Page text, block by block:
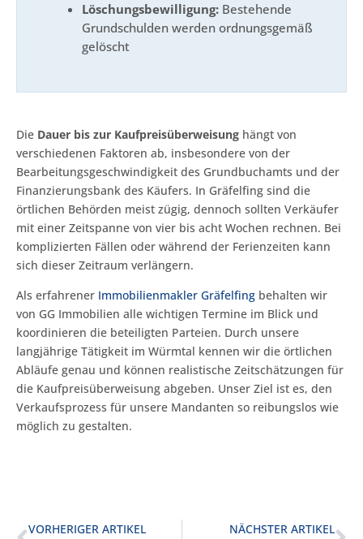
Löschungsbewilligung: Bestehende
Grundschulden werden ordnungsgemäß
gelöscht
Die Dauer bis zur Kaufpreisüberweisung hängt von
verschiedenen Faktoren ab, insbesondere von der
Bearbeitungsgeschwindigkeit des Grundbuchamts und der
Finanzierungsbank des Käufers. In Gräfelfing sind die
örtlichen Behörden meist zügig, dennoch sollten Verkäufer
mit einer Zeitspanne von vier bis acht Wochen rechnen. Bei
komplizierten Fällen oder während der Ferienzeiten kann
sich dieser Zeitraum verlängern.
Als erfahrener Immobilienmakler Gräfelfing behalten wir
von GG Immobilien alle wichtigen Termine im Blick und
koordinieren die beteiligten Parteien. Durch unsere
langjährige Tätigkeit im Würmtal kennen wir die örtlichen
Abläufe genau und können realistische Zeitschätzungen für
die Kaufpreisüberweisung abgeben. Unser Ziel ist es, den
Verkaufsprozess für unsere Mandanten so reibungslos wie
möglich zu gestalten.
VORHERIGER ARTIKEL NÄCHSTER ARTIKEL